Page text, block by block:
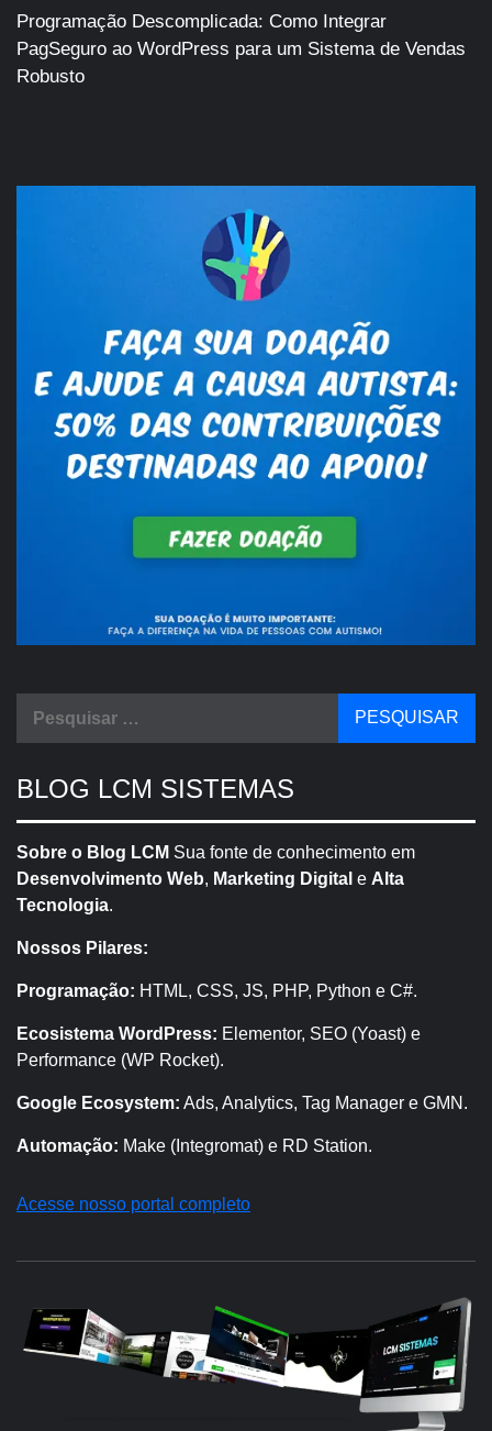
Programação Descomplicada: Como Integrar
PagSeguro ao WordPress para um Sistema de Vendas
Robusto
BLOG LCM SISTEMAS
Sobre o Blog LCM Sua fonte de conhecimento em
Desenvolvimento Web, Marketing Digital e Alta
Tecnologia.
Nossos Pilares:
Programação: HTML, CSS, JS, PHP, Python e C#.
Ecosistema WordPress: Elementor, SEO (Yoast) e
Performance (WP Rocket).
Google Ecosystem: Ads, Analytics, Tag Manager e GMN.
Automação: Make (Integromat) e RD Station.
Acesse nosso portal completo